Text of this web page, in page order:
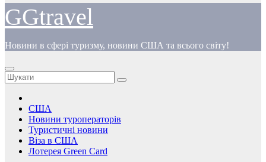
вмісту
GGtravel
Новини в сфері туризму, новини США та всього світу!
США
Новини туроператорів
Туристичні новини
Віза в США
Лотерея Green Card